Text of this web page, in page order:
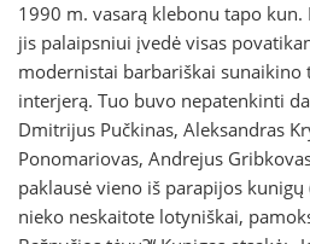
1990 m. vasarą klebonu tapo kun.
jis palaipsniui įvedė visas
modernistai barbariškai sunaikino
interjerą. Tuo buvo nepatenkinti
Dmitrijus Pučkinas, Aleksandras
Ponomariovas, Andrejus
paklausė vieno iš parapijos kunigų
nieko neskaitote lotyniškai,